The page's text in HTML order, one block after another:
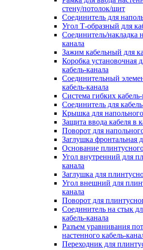
стену/потолок/щит
Соединитель для
Угол Т-образный для
Соединитель/накладка
канала
Зажим кабельный для
Коробка установочная
кабель-канала
Соединительный
кабель-канала
Система гибких
Соединитель для
Крышка для напольного
Защита ввода кабеля в
Поворот для
Заглушка фронтальная
Основание
Угол внутренний для
канала
Заглушка для
Угол внешний для
канала
Поворот для
Соединитель на стык
кабель-канала
Разъем уравнивания
настенного кабель-
Переходник для